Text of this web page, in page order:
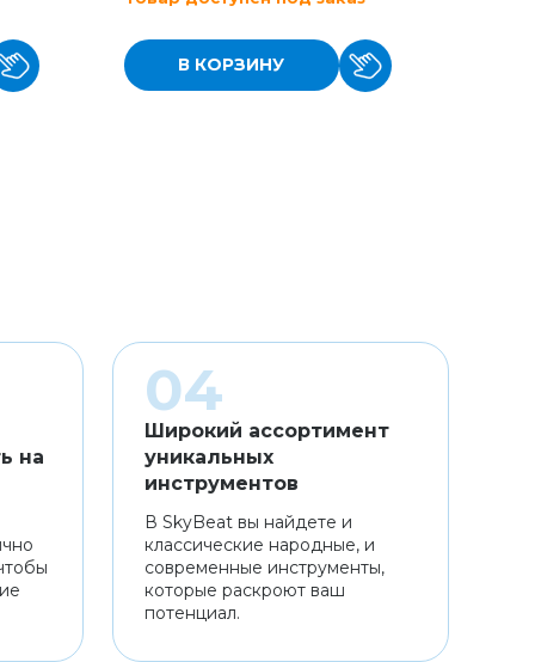
В КОРЗИНУ
на
Широкий ассортимент
уникальных
инструментов
В SkyBeat вы найдете и
классические народные, и
современные инструменты,
которые раскроют ваш
потенциал.